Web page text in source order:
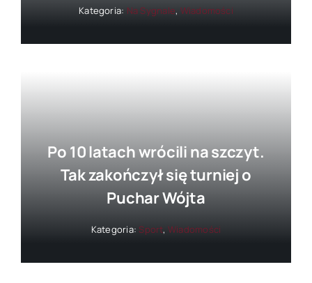
Kategoria: Na Sygnale, Wiadomości
Po 10 latach wrócili na szczyt.
Tak zakończył się turniej o
Puchar Wójta
Kategoria: Sport, Wiadomości